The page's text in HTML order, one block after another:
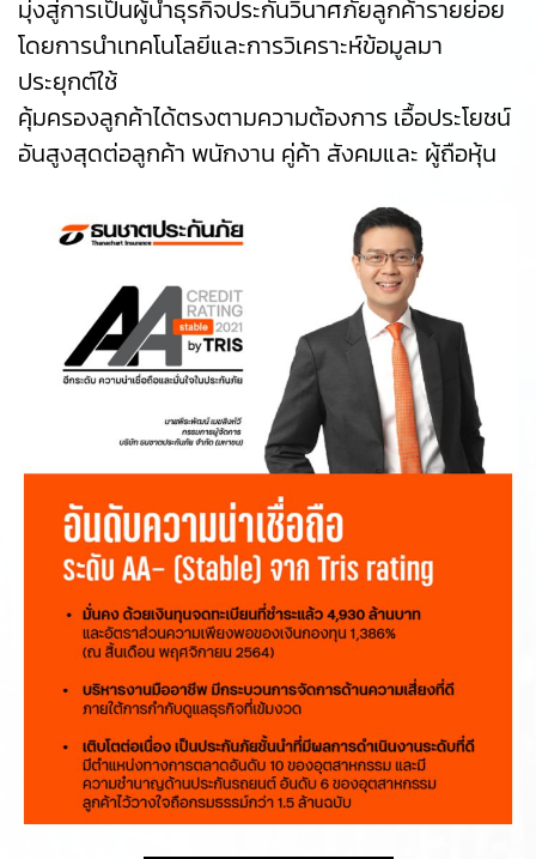
มุ่งสู่การเป็นผู้นำธุรกิจประกันวินาศภัยลูกค้ารายย่อย
โดยการนำเทคโนโลยีและการวิเคราะห์ข้อมูลมา
ประยุกต์ใช้
คุ้มครองลูกค้าได้ตรงตามความต้องการ เอื้อประโยชน์
อันสูงสุดต่อลูกค้า พนักงาน คู่ค้า สังคมและ ผู้ถือหุ้น